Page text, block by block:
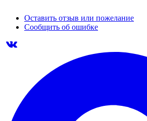
Оставить отзыв или пожелание
Сообщить об ошибке